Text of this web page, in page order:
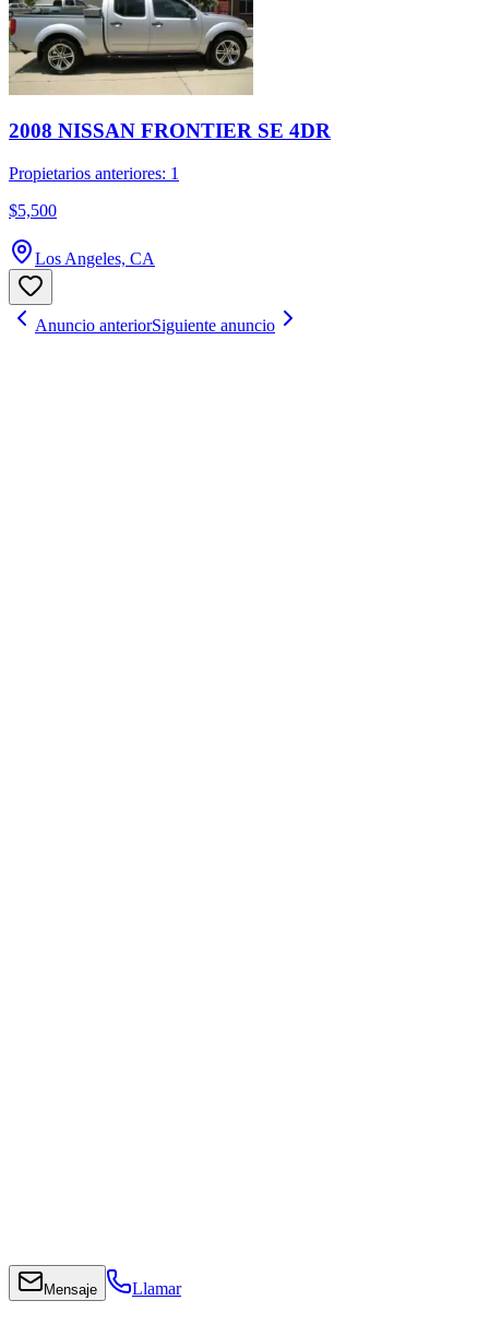
2008 NISSAN FRONTIER SE 4DR
Propietarios anteriores: 1
$5,500
Los Angeles, CA
Anuncio anteriorSiguiente anuncio
Mensaje Llamar